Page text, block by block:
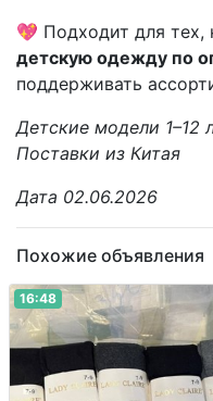
💖 Подходит для тех,
детскую одежду по
поддерживать
Детские модели 1–12
Поставки из Китая
Дата 02.06.2026
Похожие объявления
16:48